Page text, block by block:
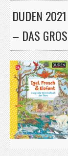
DUDEN
– DAS